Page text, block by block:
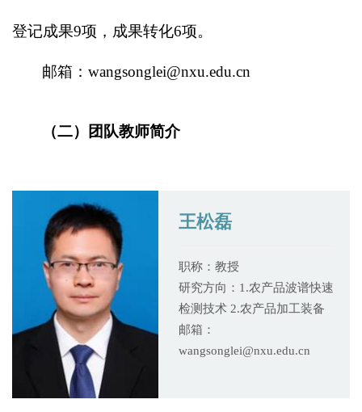
登记成果9项，成果转化6项。
邮箱：wangsonglei@nxu.edu.cn
（二）团队教师简介
王松磊
职称：教授
研究方向：1.农产品波谱快速
检测技术 2.农产品加工装备
邮箱：
wangsonglei@nxu.edu.cn